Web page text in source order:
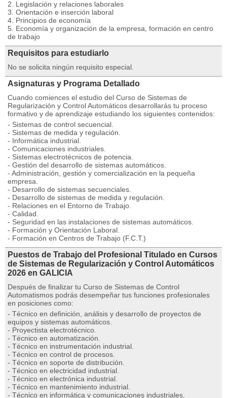
2. Legislación y relaciones laborales
3. Orientación e inserción laboral
4. Principios de economía
5. Economía y organización de la empresa, formación en centro
de trabajo
Requisitos para estudiarlo
No se solicita ningún requisito especial.
Asignaturas y Programa Detallado
Cuando comiences el estudio del Curso de Sistemas de
Regularización y Control Automáticos desarrollarás tu proceso
formativo y de aprendizaje estudiando los siguientes contenidos:
- Sistemas de control secuencial.
- Sistemas de medida y regulación.
- Informática industrial.
- Comunicaciones industriales.
- Sistemas electrotécnicos de potencia.
- Gestión del desarrollo de sistemas automáticos.
- Administración, gestión y comercialización en la pequeña
empresa.
- Desarrollo de sistemas secuenciales.
- Desarrollo de sistemas de medida y regulación.
- Relaciones en el Entorno de Trabajo.
- Calidad.
- Seguridad en las instalaciones de sistemas automáticos.
- Formación y Orientación Laboral.
- Formación en Centros de Trabajo (F.C.T.)
Puestos de Trabajo del Profesional Titulado en Cursos
de Sistemas de Regularización y Control Automáticos
2026 en GALICIA
Después de finalizar tu Curso de Sistemas de Control
Automatismos podrás desempeñar tus funciones profesionales
en posiciones como:
- Técnico en definición, análisis y desarrollo de proyectos de
equipos y sistemas automáticos.
- Proyectista electrotécnico.
- Técnico en automatización.
- Técnico en instrumentación industrial.
- Técnico en control de procesos.
- Técnico en soporte de distribución.
- Técnico en electricidad industrial.
- Técnico en electrónica industrial.
- Técnico en mantenimiento industrial.
- Técnico en informática y comunicaciones industriales.